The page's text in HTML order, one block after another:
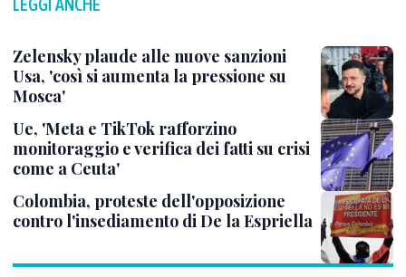
Zelensky plaude alle nuove sanzioni
Usa, 'così si aumenta la pressione su
Mosca'
Ue, 'Meta e TikTok rafforzino
monitoraggio e verifica dei fatti su crisi
come a Ceuta'
Colombia, proteste dell'opposizione
contro l'insediamento di De la Espriella